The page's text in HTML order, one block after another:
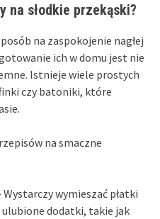
na słodkie przekąski?
na zaspokojenie nagłej
ich w domu jest nie
Istnieje wiele prostych
czy batoniki, które
na smaczne
Wystarczy wymieszać płatki
ulubione dodatki, takie jak